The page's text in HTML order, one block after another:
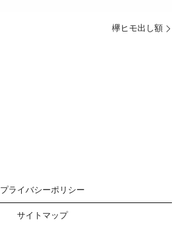
欅ヒモ出し額
プライバシーポリシー
サイトマップ